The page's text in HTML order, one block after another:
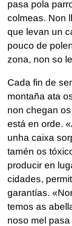
pasa pola
colmeas. Non
que levan un
pouco de
zona, non so
Cada fin de
montaña ata
non chegan
está en orde.
unha caixa
tamén os
producir en
cidades,
garantías.
temos as
noso mel